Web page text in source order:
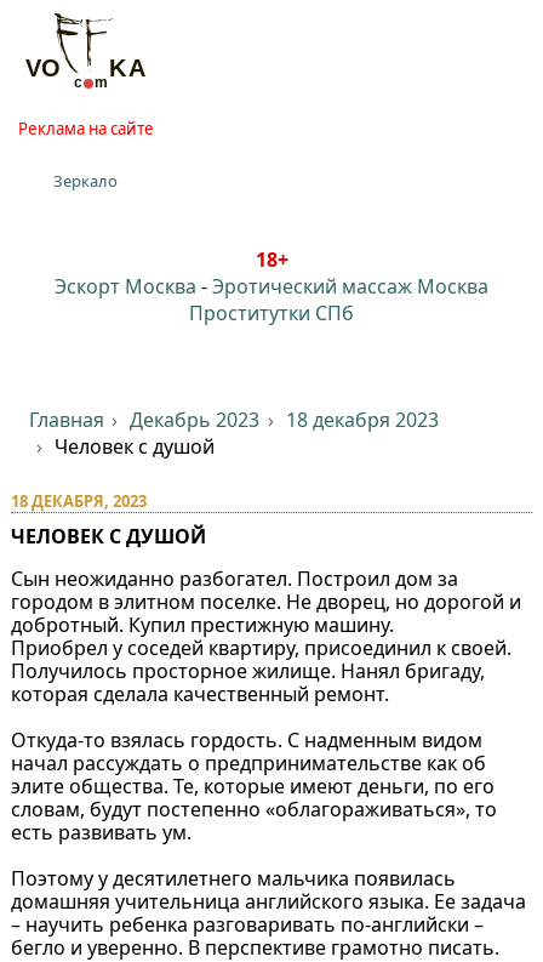
Реклама на сайте
Зеркало
18+
Эскорт Москва -Эротический массаж Москва
Проститутки СПб
Главная Декабрь 2023
18 декабря 2023
Человек с душой
18 ДЕКАБРЯ, 2023
ЧЕЛОВЕК С ДУШОЙ
Сын неожиданно разбогател. Построил дом за
городом в элитном поселке. Не дворец, но дорогой и
добротный. Купил престижную машину.
Приобрел у соседей квартиру, присоединил к своей.
Получилось просторное жилище. Нанял бригаду,
которая сделала качественный ремонт.
Откуда-то взялась гордость. С надменным видом
начал рассуждать о предпринимательстве как об
элите общества. Те, которые имеют деньги, по его
словам, будут постепенно «облагораживаться», то
есть развивать ум.
Поэтому у десятилетнего мальчика появилась
домашняя учительница английского языка. Ее задача
– научить ребенка разговаривать по-английски –
бегло и уверенно. В перспективе грамотно писать.